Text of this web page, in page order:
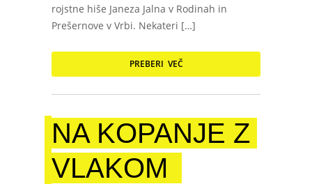
rojstne hiše Janeza Jalna v Rodinah in
Prešernove v Vrbi. Nekateri […]
PREBERI VEČ
NA KOPANJE Z
VLAKOM